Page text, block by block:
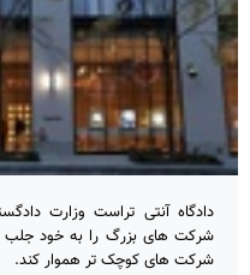
دادگاه آنتی تراست وزارت
شرکت های بزرگ را به خود جلب
شرکت های کوچک تر هموار کند.